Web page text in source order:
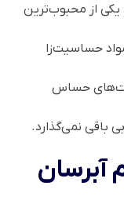
از محبوب‌ترین
حساسیت‌زا
حساس
باقی نمی‌گذارد.
آبرسان